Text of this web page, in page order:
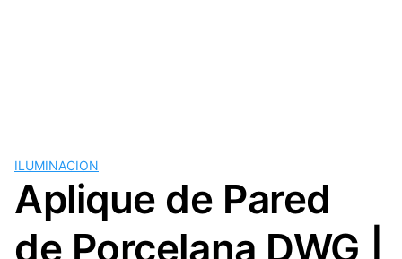
ILUMINACION
Aplique de Pared
de Porcelana DWG |